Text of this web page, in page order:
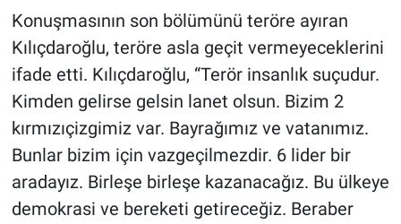
Konuşmasının son bölümünü teröre ayıran
Kılıçdaroğlu, teröre asla geçit vermeyeceklerini
ifade etti. Kılıçdaroğlu, “Terör insanlık suçudur.
Kimden gelirse gelsin lanet olsun. Bizim 2
kırmızıçizgimiz var. Bayrağımız ve vatanımız.
Bunlar bizim için vazgeçilmezdir. 6 lider bir
aradayız. Birleşe birleşe kazanacağız. Bu ülkeye
demokrasi ve bereketi getireceğiz. Beraber